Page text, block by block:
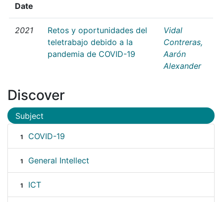
Date
2021
Retos y oportunidades del
teletrabajo debido a la
pandemia de COVID-19
Vidal
Contreras,
Aarón
Alexander
Discover
Subject
1 COVID-19
1 General Intellect
1 ICT